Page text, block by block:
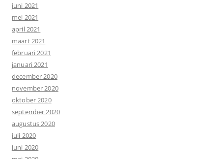
juni 2021
mei 2021
april 2021
maart 2021
februari 2021
januari 2021
december 2020
november 2020
oktober 2020
september 2020
augustus 2020
juli 2020
juni 2020